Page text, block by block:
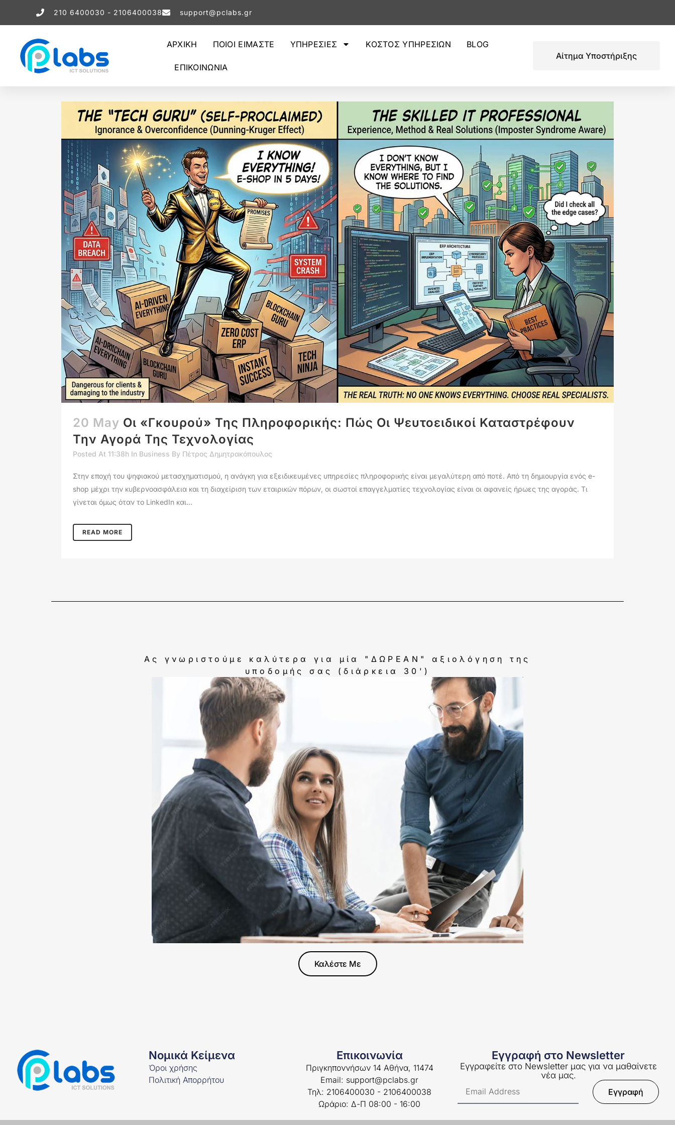
210 6400030 - 2106400038 support@pclabs.gr
ΑΡΧΙΚΗ ΠΟΙΟΙ ΕΙΜΑΣΤΕ ΥΠΗΡΕΣΙΕΣ ΚΟΣΤΟΣ ΥΠΗΡΕΣΙΩΝ BLOG
ΕΠΙΚΟΙΝΩΝΙΑ
Αίτημα Υποστήριξης
20 May Οι «Γκουρού» Της Πληροφορικής: Πώς Οι Ψευτοειδικοί Καταστρέφουν
Την Αγορά Της Τεχνολογίας
Posted At 11:38h In Business By Πέτρος Δημητρακόπουλος
Στην εποχή του ψηφιακού μετασχηματισμού, η ανάγκη για εξειδικευμένες υπηρεσίες πληροφορικής είναι μεγαλύτερη από ποτέ. Από τη δημιουργία ενός e-
shop μέχρι την κυβερνοασφάλεια και τη διαχείριση των εταιρικών πόρων, οι σωστοί επαγγελματίες τεχνολογίας είναι οι αφανείς ήρωες της αγοράς. Τι
γίνεται όμως όταν το LinkedIn και...
READ MORE
Ας γνωριστούμε καλύτερα για μία "ΔΩΡΕΑΝ" αξιολόγηση της
υποδομής σας (διάρκεια 30')
Καλέστε Με
Νομικά Κείμενα
Όροι χρήσης
Πολιτική Απορρήτου
Επικοινωνία
Πριγκηποννήσων 14 Αθήνα, 11474
Email: support@pclabs.gr
Τηλ: 2106400030 - 2106400038
Ωράριο: Δ-Π 08:00 - 16:00
Εγγραφή στο Newsletter
Εγγραφείτε στο Newsletter μας για να μαθαίνετε
νέα μας.
Εγγραφή